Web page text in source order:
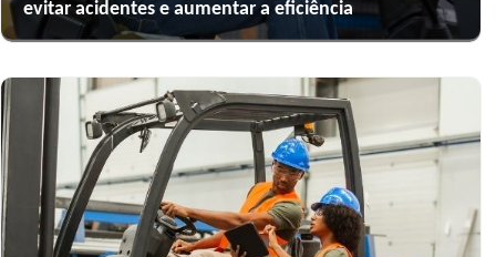
evitar acidentes e aumentar a eficiência